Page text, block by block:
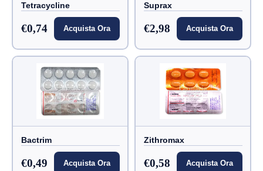
Tetracycline
€0,74 Acquista Ora
Suprax
€2,98 Acquista Ora
Bactrim
€0,49 Acquista Ora
Zithromax
€0,58 Acquista Ora